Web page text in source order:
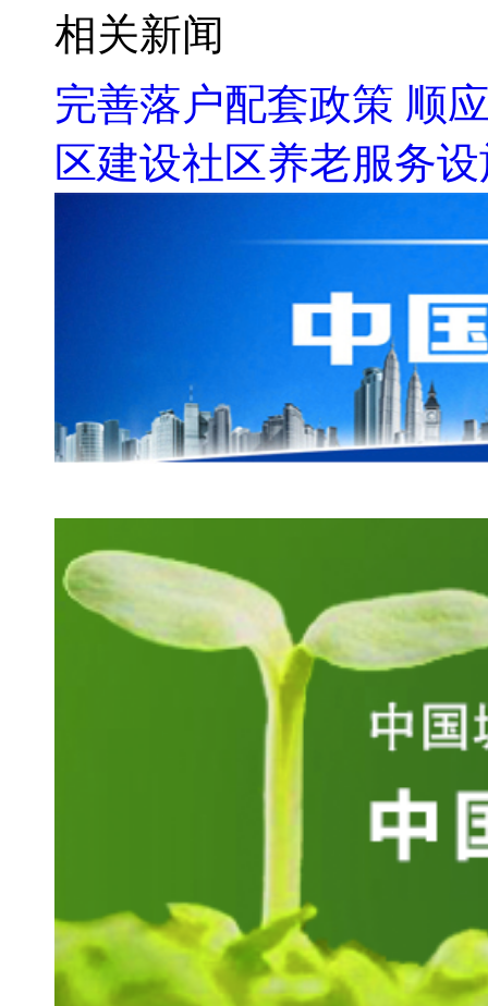
相关新闻
完善落户配套政策 顺
区建设社区养老服务